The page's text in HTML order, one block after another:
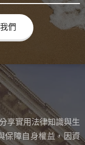
們
享實用法律知識與生
保障自身權益，因資